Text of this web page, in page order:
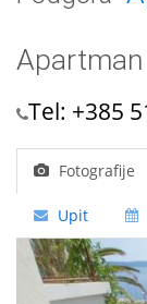
Tel: +385
Fotografije
Upit